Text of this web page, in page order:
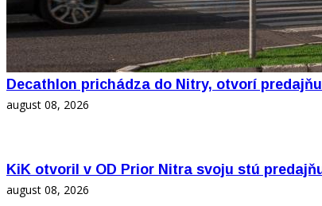
Decathlon prichádza do Nitry, otvorí
august 08, 2026
KiK otvoril v OD Prior Nitra svoju stú
august 08, 2026